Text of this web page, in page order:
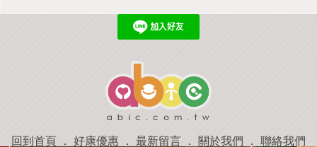
回到首頁 ． 好康優惠 ． 最新留言 ． 關於我們 ． 聯絡我們